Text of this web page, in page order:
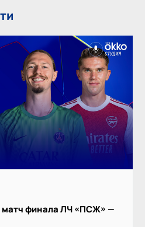
матч финала ЛЧ «ПСЖ» —